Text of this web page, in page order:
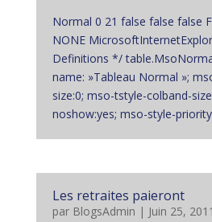
Normal 0 21 false false false
NONE
Definitions */
name: »Tableau Normal »;
size:0; mso-tstyle-colband-
noshow:yes; mso-style-
Les retraites paieront
par BlogsAdmin | Juin 25, 2011